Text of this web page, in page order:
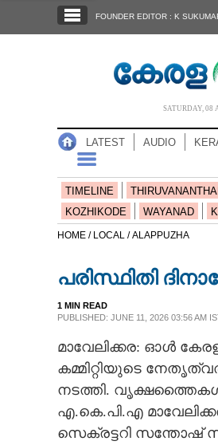
NOTIFIED NEWS
NEWS 360
OPINION
FOUNDER EDITOR : K
SATURDAY, 08
LATEST AUDIO
TIMELINE
KOZHIKODE
WAYANAD
HOME / LOCAL /ALAPPUZHA
പരിസ്ഥിതി
1 MIN READ
PUBLISHED: JUNE 11, 2026 03:56 AM
മാവേലിക്കര: ഓൾ
കമ്മിറ്റിയുടെ
നടത്തി.
എ.കെ.പി.എ
സെക്രട്ടറി സന്തോഷ്